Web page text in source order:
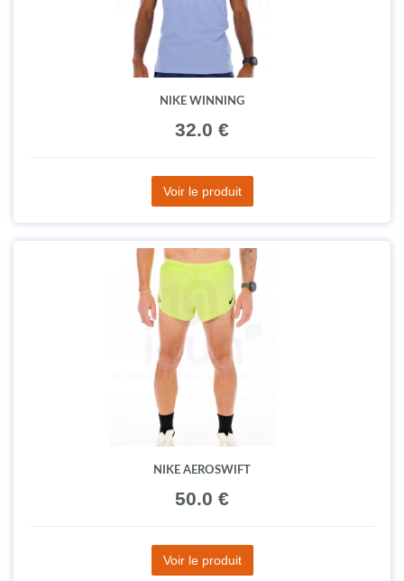
NIKE WINNING
32.0 €
Voir le produit
NIKE AEROSWIFT
50.0 €
Voir le produit